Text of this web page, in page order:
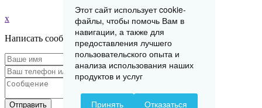
x
Написать сообщение
Отправить
Этот сайт использует cookie-
файлы, чтобы помочь Вам в
навигации, а также для
предоставления лучшего
пользовательского опыта и
анализа использования наших
продуктов и услуг
Принять Отказаться